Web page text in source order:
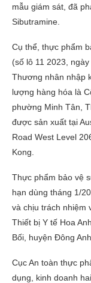
mẫu giám sát, đã
Sibutramine.
Cụ thể, thực phẩm
(số lô 11 2023,
Thương nhân nhập
lượng hàng hóa là
phường Minh Tân,
được sản xuất tại
Road West Level
Kong.
Thực phẩm bảo vệ
hạn dùng tháng 1/
và chịu trách nhiệm
Thiết bị Y tế Hoa
Bối, huyện Đông
Cục An toàn thực
dụng, kinh doanh